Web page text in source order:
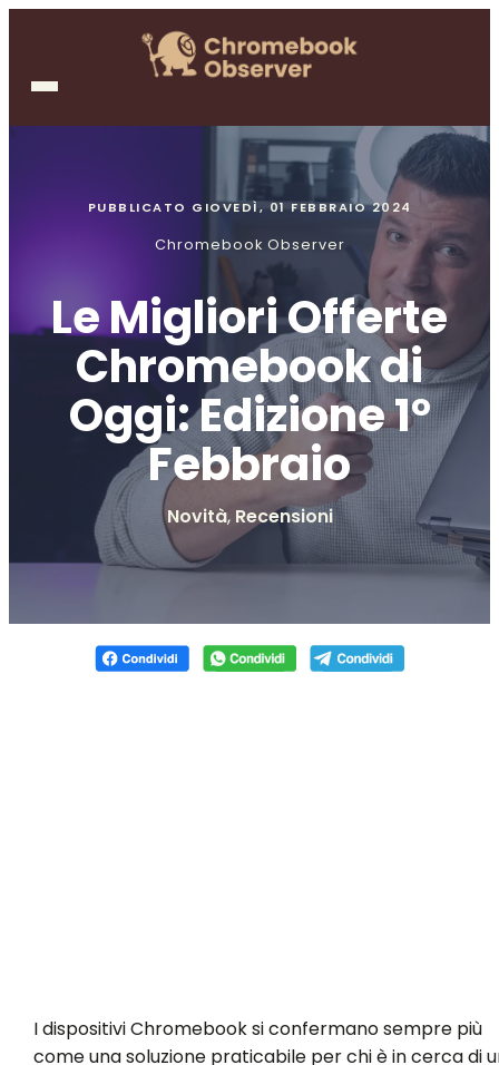
PUBBLICATO GIOVEDÌ, 01 FEBBRAIO 2024
Chromebook Observer
Le Migliori Offerte
Chromebook di
Oggi: Edizione 1°
Febbraio
Novità, Recensioni
I dispositivi Chromebook si confermano sempre più
come una soluzione praticabile per chi è in cerca di